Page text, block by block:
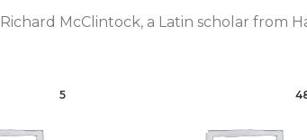
Richard McClintock, a Latin scholar from
5
база